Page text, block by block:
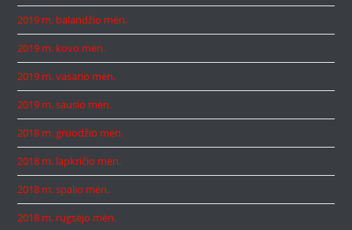
2019 m. balandžio mėn.
2019 m. kovo mėn.
2019 m. vasario mėn.
2019 m. sausio mėn.
2018 m. gruodžio mėn.
2018 m. lapkričio mėn.
2018 m. spalio mėn.
2018 m. rugsėjo mėn.